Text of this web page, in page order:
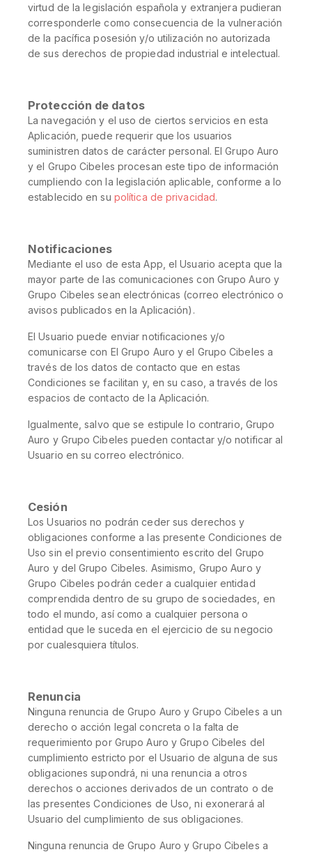
virtud de la legislación española y extranjera pudieran
corresponderle como consecuencia de la vulneración
de la pacífica posesión y/o utilización no autorizada
de sus derechos de propiedad industrial e intelectual.
Protección de datos
La navegación y el uso de ciertos servicios en esta
Aplicación, puede requerir que los usuarios
suministren datos de carácter personal. El Grupo Auro
y el Grupo Cibeles procesan este tipo de información
cumpliendo con la legislación aplicable, conforme a lo
establecido en su política de privacidad.
Notificaciones
Mediante el uso de esta App, el Usuario acepta que la
mayor parte de las comunicaciones con Grupo Auro y
Grupo Cibeles sean electrónicas (correo electrónico o
avisos publicados en la Aplicación).
El Usuario puede enviar notificaciones y/o
comunicarse con El Grupo Auro y el Grupo Cibeles a
través de los datos de contacto que en estas
Condiciones se facilitan y, en su caso, a través de los
espacios de contacto de la Aplicación.
Igualmente, salvo que se estipule lo contrario, Grupo
Auro y Grupo Cibeles pueden contactar y/o notificar al
Usuario en su correo electrónico.
Cesión
Los Usuarios no podrán ceder sus derechos y
obligaciones conforme a las presente Condiciones de
Uso sin el previo consentimiento escrito del Grupo
Auro y del Grupo Cibeles. Asimismo, Grupo Auro y
Grupo Cibeles podrán ceder a cualquier entidad
comprendida dentro de su grupo de sociedades, en
todo el mundo, así como a cualquier persona o
entidad que le suceda en el ejercicio de su negocio
por cualesquiera títulos.
Renuncia
Ninguna renuncia de Grupo Auro y Grupo Cibeles a un
derecho o acción legal concreta o la falta de
requerimiento por Grupo Auro y Grupo Cibeles del
cumplimiento estricto por el Usuario de alguna de sus
obligaciones supondrá, ni una renuncia a otros
derechos o acciones derivados de un contrato o de
las presentes Condiciones de Uso, ni exonerará al
Usuario del cumplimiento de sus obligaciones.
Ninguna renuncia de Grupo Auro y Grupo Cibeles a